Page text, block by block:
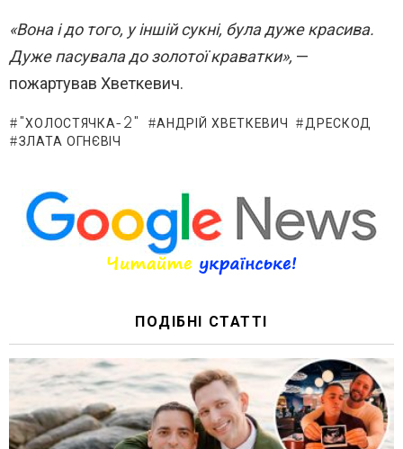
«Вона і до того, у іншій сукні, була дуже красива.
Дуже пасувала до золотої краватки», —
пожартував Хветкевич.
"ХОЛОСТЯЧКА-2" АНДРІЙ ХВЕТКЕВИЧ
ДРЕСКОД
ЗЛАТА ОГНЄВІЧ
ПОДІБНІ СТАТТІ